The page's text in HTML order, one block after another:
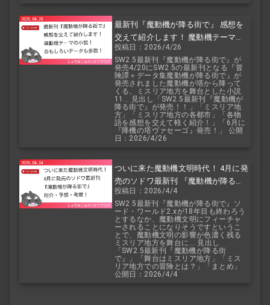
最新刊『魔動機が降る街で』 感想を
交えて紹介します！ 魔動機テーマの
小説！ おもしろいデータも多数！
投稿日：2026/4/26
SW2.5最新刊『魔動機が降る街で』が
発売4/20にSW2.5の最新刊となる『冒
険譚＋データ集魔動機が降る街で』が
発売されました魔動機が塔から降って
くる、ミスリア地方を舞台とした小説
11... 見出し「SW2.5最新刊『魔動機が
降る街で』が発売！！」「ミスリア地
方」「ミスリア地方の各都市」「各物
語を感想を交えて軽く紹介！」「6月に
『降機の塔ヴァセーゴ』発売！」 公開
日：2026/4/26
ついに来た魔動機文明時代！ 4月に発
売のソドワ最新刊 『魔動機が降る街
で』 紹介・予想・考察！
投稿日：2026/4/4
SW2.5最新刊『魔動機が降る街で』ソ
ード・ワールド2.xが18年目も終わろう
とするなか、魔動機文明にフィーチャ
ーされることになりそうですというこ
とで、魔動機文明の影響が色濃く残る
ミスリア地方を舞台に... 見出し
「SW2.5最新刊『魔動機が降る街
で』」「舞台はミスリア地方」「ミス
リア地方での冒険とは？」「まとめ」
公開日：2026/4/4